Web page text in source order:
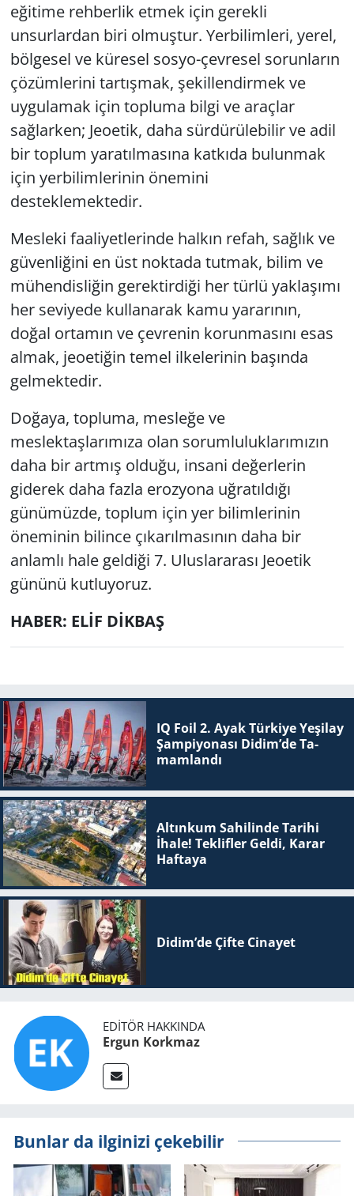
eğitime rehberlik etmek için gerekli
unsurlardan biri olmuştur. Yerbilimleri, yerel,
bölgesel ve küresel sosyo-çevresel sorunların
çözümlerini tartışmak, şekillendirmek ve
uygulamak için topluma bilgi ve araçlar
sağlarken; Jeoetik, daha sürdürülebilir ve adil
bir toplum yaratılmasına katkıda bulunmak
için yerbilimlerinin önemini
desteklemektedir.
Mesleki faaliyetlerinde halkın refah, sağlık ve
güvenliğini en üst noktada tutmak, bilim ve
mühendisliğin gerektirdiği her türlü yaklaşımı
her seviyede kullanarak kamu yararının,
doğal ortamın ve çevrenin korunmasını esas
almak, jeoetiğin temel ilkelerinin başında
gelmektedir.
Doğaya, topluma, mesleğe ve
meslektaşlarımıza olan sorumluluklarımızın
daha bir artmış olduğu, insani değerlerin
giderek daha fazla erozyona uğratıldığı
günümüzde, toplum için yer bilimlerinin
öneminin bilince çıkarılmasının daha bir
anlamlı hale geldiği 7. Uluslararası Jeoetik
gününü kutluyoruz.
HABER: ELİF DİKBAŞ
IQ Foil 2. Ayak Tür­ki­ye Ye­şi­lay
Şam­pi­yo­na­sı Didim’de Ta­
mam­lan­dı
Altınkum Sahilinde Tarihi
İhale! Teklifler Geldi, Karar
Haftaya
Didim’de Çifte Ci­na­yet
EDITÖR HAKKINDA
Ergun Korkmaz
Bunlar da ilginizi çekebilir